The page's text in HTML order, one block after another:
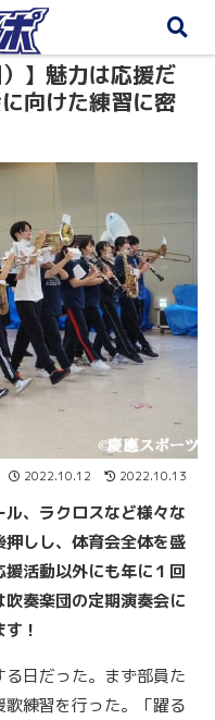
】魅力は応援だ
向けた練習に密
2022.10.12 2022.10.13
、ラクロスなど様々な
しし、体育会全体を盛
活動以外にも年に１回
奏楽団の定期演奏会に
！
日だった。まず部員た
練習を行った。「躍る